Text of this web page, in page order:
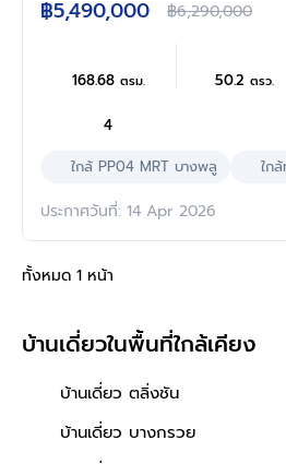
กาญจนาภิเษก ถนนราชพฤกษ์ ใก
ม่วง "สถานีบางพลู" และจุดขึ้นทา
฿5,490,000 ฿6,290,000
168.68 ตรม. 50.2 ตรว.
4
ใกล้ PP04 MRT บางพลู
ใก
ประกาศวันที่: 14 Apr 2026
ทั้งหมด 1 หน้า
บ้านเดี่ยวในพื้นที่ใกล้เคียง
บ้านเดี่ยว ตลิ่งชัน
บ้านเดี่ยว บางกรวย